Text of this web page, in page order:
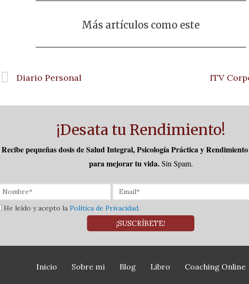
Más artículos como este
Diario Personal ITV
¡Desata tu Rendimiento!
Recibe pequeñas dosis de Salud Integral, Psicología Práctica y
para mejorar tu vida. Sin Spam.
He leído y acepto la Política de Privacidad.
¡SUSCRÍBETE!
Inicio Sobre mí Blog Libro Coaching Online